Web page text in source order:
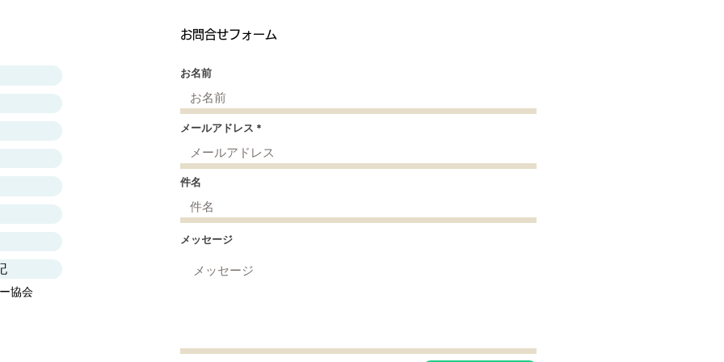
協会
お名前
メールアドレス
件名
メッセージ
お問合せフォーム